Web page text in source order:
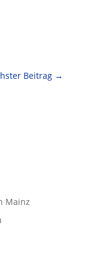
Beitrag →
Mainz